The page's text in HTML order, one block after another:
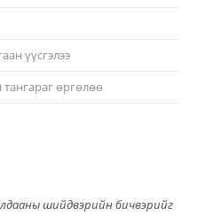
үүсгэлээ
өргөлөө
шийдвэрийн бичвэрийг